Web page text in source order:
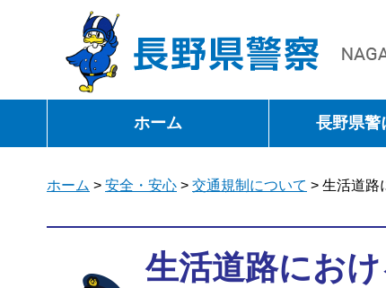
長野県警察
ホーム 長野県警
ホーム > 安全・安心 > 交通規制について > 生活道路
生活道路にお